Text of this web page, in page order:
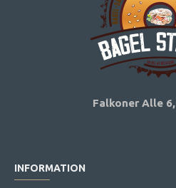
Falkoner Alle 6,
INFORMATION